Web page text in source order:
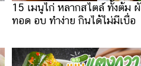
15 เมนูไก่ หลากสไตล์ ทั้งต้ม
ทอด อบ ทำง่าย กินได้ไม่มีเบื่อ